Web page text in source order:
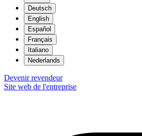
Deutsch
English
Español
Français
Italiano
Nederlands
Devenir revendeur
Site web de l'entreprise